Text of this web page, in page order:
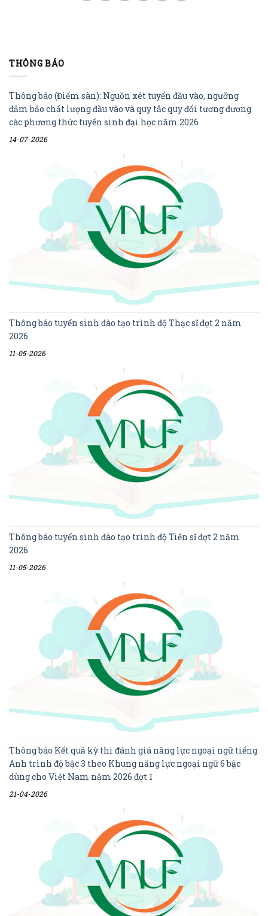
THÔNG BÁO
Thông báo (Điểm sàn): Nguồn xét tuyển đầu vào, ngưỡng
đảm bảo chất lượng đầu vào và quy tắc quy đổi tương đương
các phương thức tuyển sinh đại học năm 2026
14-07-2026
Thông báo tuyển sinh đào tạo trình độ Thạc sĩ đợt 2 năm
2026
11-05-2026
Thông báo tuyển sinh đào tạo trình độ Tiến sĩ đợt 2 năm
2026
11-05-2026
Thông báo Kết quả kỳ thi đánh giá năng lực ngoại ngữ tiếng
Anh trình độ bậc 3 theo Khung năng lực ngoại ngữ 6 bậc
dùng cho Việt Nam năm 2026 đợt 1
21-04-2026